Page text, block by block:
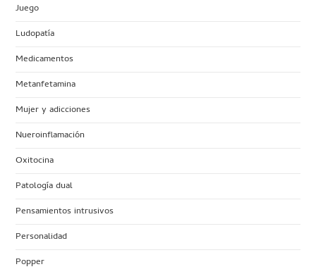
Juego
Ludopatía
Medicamentos
Metanfetamina
Mujer y adicciones
Nueroinflamación
Oxitocina
Patología dual
Pensamientos intrusivos
Personalidad
Popper